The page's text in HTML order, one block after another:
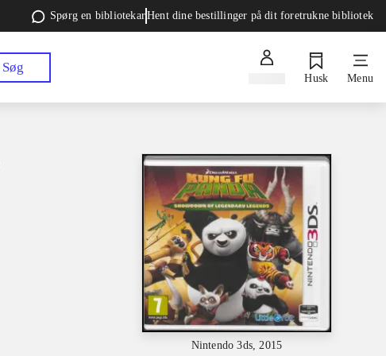
Spørg en bibliotekarHent dine bestillinger på dit foretrukne bibliotek
Søg
Husk Menu
Nintendo 3ds, 2015